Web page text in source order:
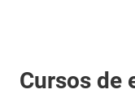
Cursos de